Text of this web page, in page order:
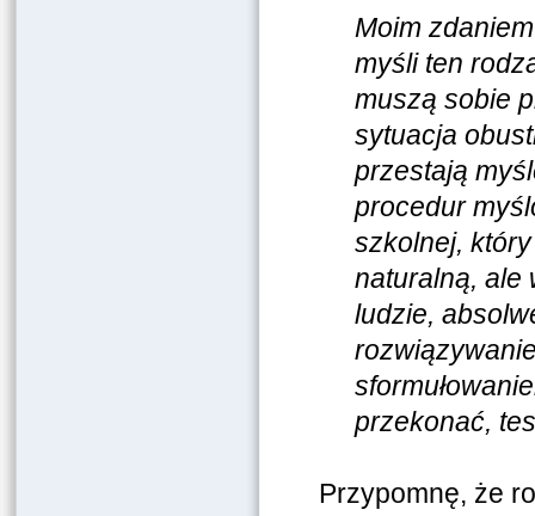
Moim
myśli ten
muszą sobie
sytuacja
przestają
procedur
szkolnej,
naturalną, ale
ludzie,
przekonać,
Przypomnę, że